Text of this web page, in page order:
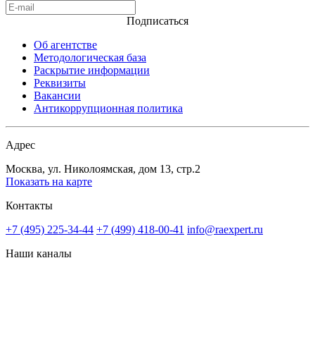
Подписаться
Об агентстве
Методологическая база
Раскрытие информации
Реквизиты
Вакансии
Антикоррупционная политика
Адрес
Москва, ул. Николоямская, дом 13, стр.2
Показать на карте
Контакты
+7 (495) 225-34-44 +7 (499) 418-00-41 info@raexpert.ru
Наши каналы